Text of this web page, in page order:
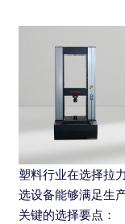
塑料行业在选择拉
选设备能够满足生
关键的选择要点：